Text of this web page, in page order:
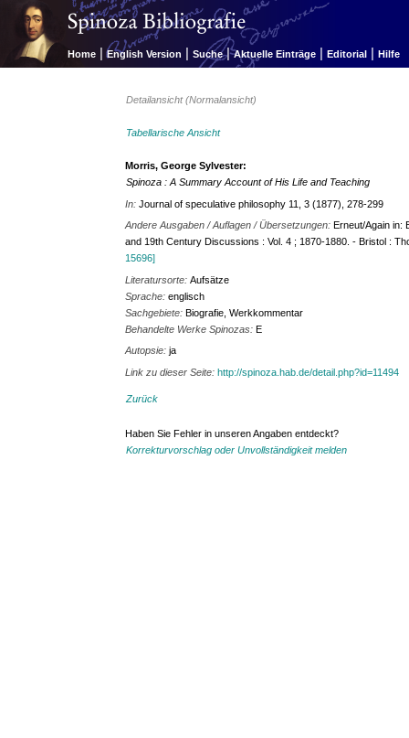
Home | English Version | Suche | Aktuelle Einträge | Editorial | Hilfe
Detailansicht (Normalansicht)
Tabellarische Ansicht
Morris, George Sylvester:
Spinoza : A Summary Account of His Life and Teaching
In:Journal of speculative philosophy 11, 3 (1877), 278-299
Andere Ausgaben / Auflagen / Übersetzungen:Erneut/Again in:
and 19th Century Discussions : Vol. 4 ; 1870-1880. - Bristol :
15696]
Literatursorte:Aufsätze
Sprache:englisch
Sachgebiete:Biografie, Werkkommentar
Behandelte Werke Spinozas:E
Autopsie:ja
Link zu dieser Seite:http://spinoza.hab.de/detail.php?id=11494
Zurück
Haben Sie Fehler in unseren Angaben entdeckt?
Korrekturvorschlag oder Unvollständigkeit melden